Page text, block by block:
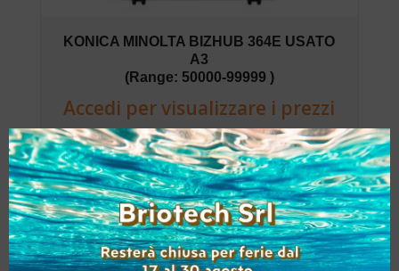
KONICA MINOLTA BIZHUB 364E USATO
A3
(Range: 50000-99999 )
Accedi per visualizzare i prezzi